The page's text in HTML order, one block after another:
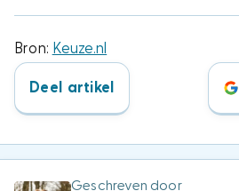
Bron: Keuze.nl
Deel artikel
Geschreven door